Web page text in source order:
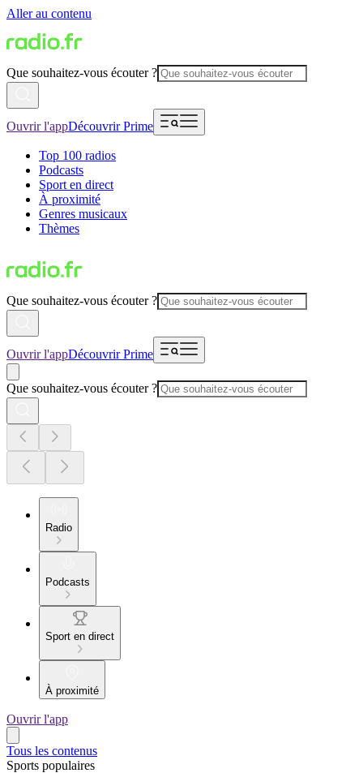
Aller au contenu
Que souhaitez-vous écouter ?
Ouvrir l'appDécouvrir Prime
Top 100 radios
Podcasts
Sport en direct
À proximité
Genres musicaux
Thèmes
Que souhaitez-vous écouter ?
Ouvrir l'appDécouvrir Prime
Que souhaitez-vous écouter ?
Radio
Podcasts
Sport en direct
À proximité
Ouvrir l'app
Tous les contenus
Sports populaires